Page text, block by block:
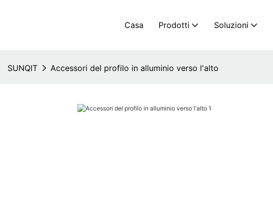
Casa Prodotti Soluzioni
SUNQIT Accessori del profilo in alluminio verso l'alto